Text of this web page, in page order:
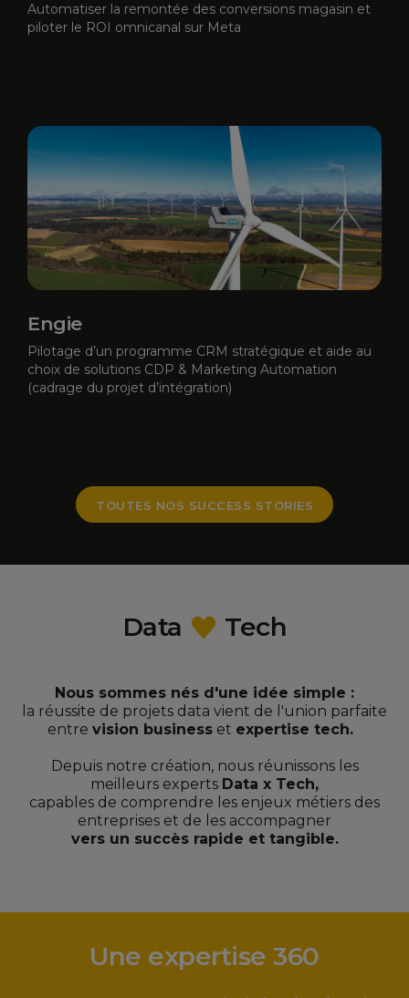
Automatiser la remontée des conversions magasin et
piloter le ROI omnicanal sur Meta
Engie
Pilotage d’un programme CRM stratégique et aide au
choix de solutions CDP & Marketing Automation
(cadrage du projet d’intégration)
TOUTES NOS SUCCESS STORIES
Data Tech
Nous sommes nés d'une idée simple :
la réussite de projets data vient de l'union parfaite
entre vision businesset expertise tech.
Depuis notre création, nous réunissons les
meilleurs experts Data x Tech,
capables de comprendre les enjeux métiers des
entreprises et de les accompagner
vers un succès rapide et tangible.
Une expertise 360